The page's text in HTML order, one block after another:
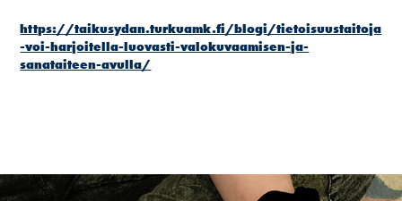
https://taikusydan.turkuamk.fi/blogi/tietoisuustaitoja
-voi-harjoitella-luovasti-valokuvaamisen-ja-
sanataiteen-avulla/